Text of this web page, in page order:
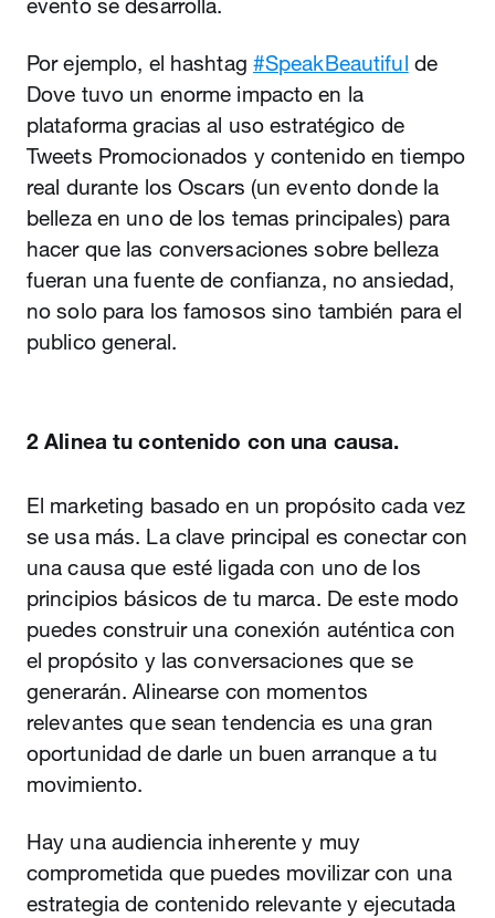
evento se desarrolla.
Por ejemplo, el hashtag #SpeakBeautiful de
Dove tuvo un enorme impacto en la
plataforma gracias al uso estratégico de
Tweets Promocionados y contenido en tiempo
real durante los Oscars (un evento donde la
belleza en uno de los temas principales) para
hacer que las conversaciones sobre belleza
fueran una fuente de confianza, no ansiedad,
no solo para los famosos sino también para el
publico general.
2 Alinea tu contenido con una causa.
El marketing basado en un propósito cada vez
se usa más. La clave principal es conectar con
una causa que esté ligada con uno de los
principios básicos de tu marca. De este modo
puedes construir una conexión auténtica con
el propósito y las conversaciones que se
generarán. Alinearse con momentos
relevantes que sean tendencia es una gran
oportunidad de darle un buen arranque a tu
movimiento.
Hay una audiencia inherente y muy
comprometida que puedes movilizar con una
estrategia de contenido relevante y ejecutada